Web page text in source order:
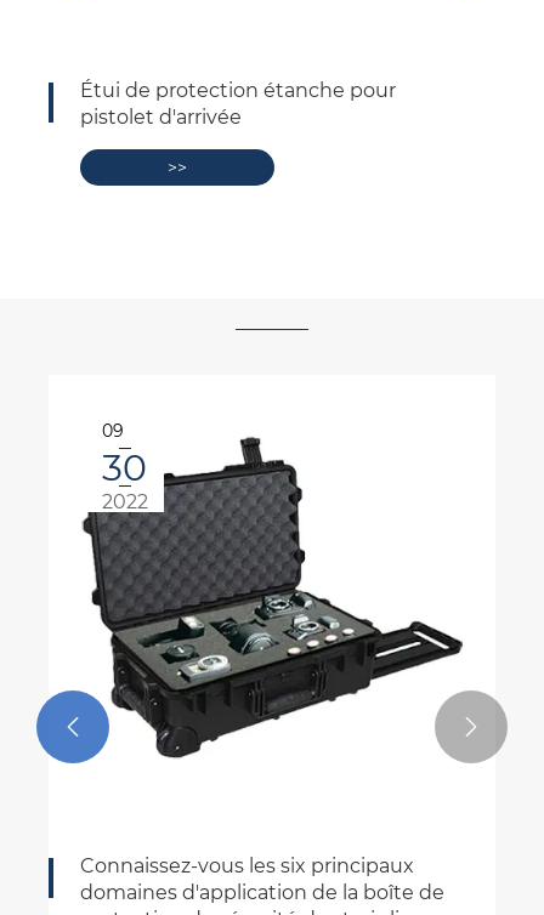
Étui pour appareil photo en plastique
compact et étanche
>>
10
08
2024
La montée et l'impact des étuis de
pêche en plastique
 